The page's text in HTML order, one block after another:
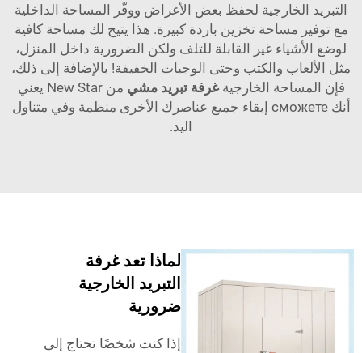
لحفظ بعض الأغراض ووفّر المساحة الداخلية
مساحة تخزين باردة كبيرة. هذا يتيح لك مساحة كافية
غير القابلة للتلف ولكن الضرورية داخل المنزل،
والكتب وحتى الوجبات الخفيفة! بالإضافة إلى ذلك،
الخارجيةغرفة تبريد مشي
من New Star يعني
أنك сможете إبقاء جميع عناصرك الأخرى منظمة وفي متناول
لماذا تعد غرفة
التبريد الخارجية
إذا كنت شخصًا تحتاج إلى